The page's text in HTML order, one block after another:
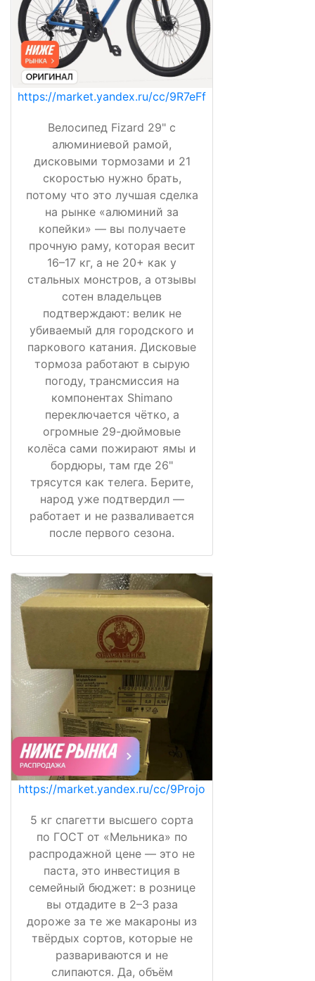
https://market.yandex.ru/cc/9R7eFf
Велосипед Fizard 29" с
алюминиевой рамой,
дисковыми тормозами и 21
скоростью нужно брать,
потому что это лучшая сделка
на рынке «алюминий за
копейки» — вы получаете
прочную раму, которая весит
16–17 кг, а не 20+ как у
стальных монстров, а отзывы
сотен владельцев
подтверждают: велик не
убиваемый для городского и
паркового катания. Дисковые
тормоза работают в сырую
погоду, трансмиссия на
компонентах Shimano
переключается чётко, а
огромные 29-дюймовые
колёса сами пожирают ямы и
бордюры, там где 26"
трясутся как телега. Берите,
народ уже подтвердил —
работает и не разваливается
после первого сезона.
https://market.yandex.ru/cc/9Projo
5 кг спагетти высшего сорта
по ГОСТ от «Мельника» по
распродажной цене — это не
паста, это инвестиция в
семейный бюджет: в рознице
вы отдадите в 2–3 раза
дороже за те же макароны из
твёрдых сортов, которые не
развариваются и не
слипаются. Да, объём